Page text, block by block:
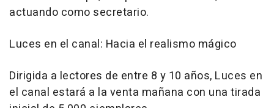
actuando como secretario.
Luces en el canal: Hacia el realismo mágico
Dirigida a lectores de entre 8 y 10 años, Luces en
el canal estará a la venta mañana con una tirada